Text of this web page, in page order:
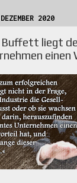
2020
liegt